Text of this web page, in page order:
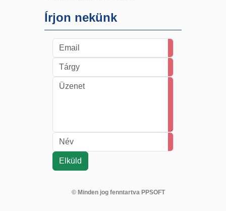
Írjon nekünk
© Minden jog fenntartva PPSOFT